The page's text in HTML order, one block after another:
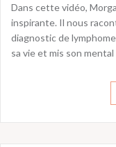
Dans cette vidéo,
inspirante. Il nous
diagnostic de
sa vie et mis son mental